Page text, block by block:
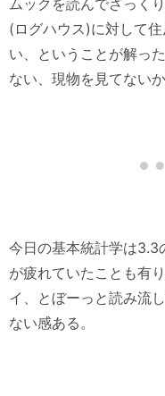
(ログハウス)に対して
い、ということが解っ
ない、現物を見てない
今日の基本統計学は3.3
が疲れていたことも有
イ、とぼーっと読み流
ない感ある。